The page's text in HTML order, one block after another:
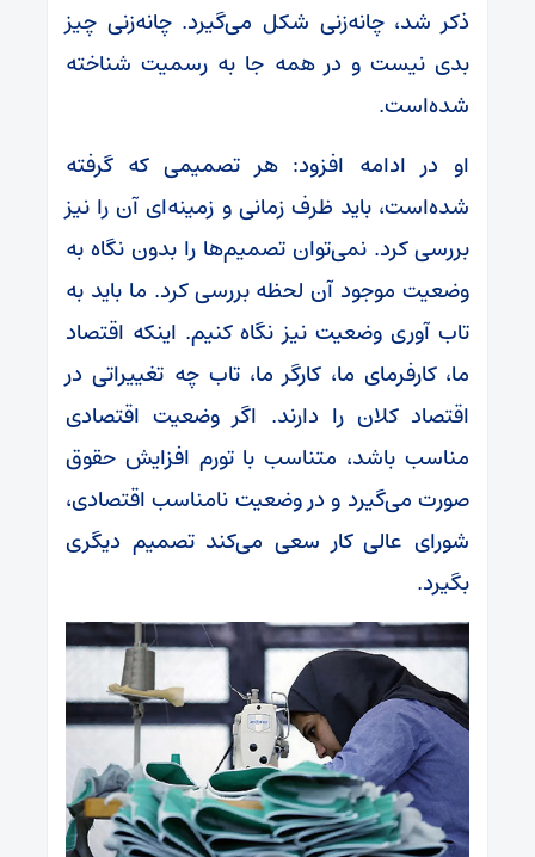
ذکر شد، چانه‌زنی شکل می‌گیرد. چانه‌زنی چیز
بدی نیست و در همه جا به رسمیت شناخته
شده‌است.
او در ادامه افزود: هر تصمیمی که گرفته
شده‌است، باید ظرف زمانی و زمینه‌ای آن را نیز
بررسی کرد. نمی‌توان تصمیم‌ها را بدون نگاه به
وضعیت موجود آن لحظه بررسی کرد. ما باید به
تاب آوری وضعیت نیز نگاه کنیم. اینکه اقتصاد
ما، کارفرمای ما، کارگر ما، تاب چه تغییراتی در
اقتصاد کلان را دارند. اگر وضعیت اقتصادی
مناسب باشد، متناسب با تورم افزایش حقوق
صورت می‌گیرد و در وضعیت نامناسب اقتصادی،
شورای عالی کار سعی می‌کند تصمیم دیگری
بگیرد.